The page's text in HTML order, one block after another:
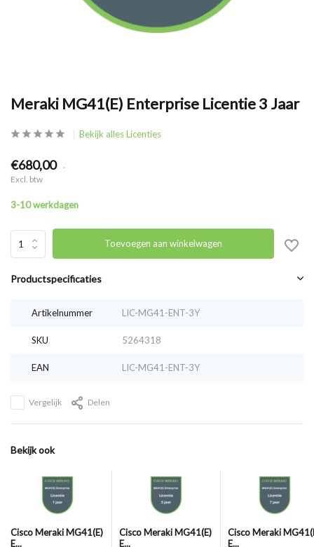
Meraki MG41(E) Enterprise Licentie 3 Jaar
Bekijk alles Licenties
€680,00 .
Excl. btw
3-10 werkdagen
Toevoegen aan winkelwagen
Productspecificaties
Artikelnummer LIC-MG41-ENT-3Y
SKU 5264318
EAN LIC-MG41-ENT-3Y
Vergelijk Delen
Bekijk ook
Cisco Meraki MG41(E)
E...
Cisco Meraki MG41(E)
E...
Cisco Meraki
E...